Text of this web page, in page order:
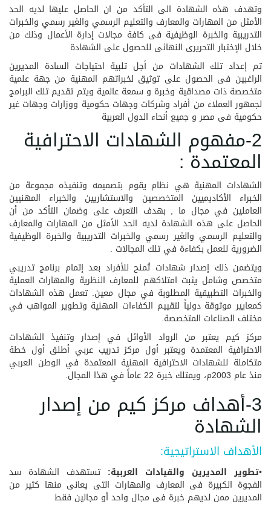
وتهدف هذه الشهادة الى التأكد من ان الحاصل عليها لديه الحد
الأمثل من المهارات والمعارف والتعليم الرسمي والغير رسمي والخبرات
التدريبية والخبرة الوظيفية فى كافة مجالات إدارة الأعمال وذلك من
خلال الإختبار التحريرى النهائى للحصول على الشهادة
تم إعداد تلك الشهادات من أجل تلبية احتياجات السادة المديرين
الراغبين فى الحصول على توثيق لخبراتهم المهنية من جهة علمية
متخصصة ذات مصداقية وخبرة و سمعة عالمية ويتم تقديم تلك البرامج
لجمهور العملاء من أفراد وشركات وجهات حكومية ووزارات وجهات غير
حكومية فى مصر و جميع أنحاء الدول العربية
2-مفهوم الشهادات الاحترافية
المعتمدة :
الشهادات المهنية هي نظام يقوم بتصميمه وتنفيذه مجموعة من
الخبراء الأكاديميين المتخصصين والاستشاريين والخبراء المهنيين
العاملين في مجال ما , بهدف التعرف على وضمان التأكد من أن
الحاصل على هذه الشهادة لديه الحد الأمثل من المهارات والمعارف
والتعليم الرسمي والغير رسمي والخبرات التدريبية والخبرة الوظيفية
الضرورية للعمل بكفاءة في تلك المجالات .
ويتضمن ذلك إصدار شهادات تُمنح للأفراد بعد إتمام برنامج تدريبي
متخصص وشامل يثبت امتلاكهم للمعارف النظرية والمهارات العملية
والخبرات التطبيقية المطلوبة في مجال معين. تعمل هذه الشهادات
كمعايير موثوقة دولياً لتقييم الكفاءات المهنية وتطوير المواهب في
مختلف الصناعات المتخصصة.
مركز كيم يعتبر من الرواد الأوائل في إصدار وتنفيذ الشهادات
الاحترافية المعتمدة ويعتبر أول مركز تدريب عربي أطلق أول خطة
متكاملة للشهادات الاحترافية المهنية المعتمدة في الوطن العربي
منذ عام 2003م، ويمتلك خبرة 22 عاماً في هذا المجال.
3-أهداف مركز كيم من إصدار
الشهادة
الأهداف الاستراتيجية:
•تطوير المديرين والقيادات العربية: تستهدف الشهادة سد
الفجوة الكبيرة فى المعارف والمهارات التى يعانى منها كثير من
المديرين ممن لديهم خبرة فى مجال واحد أو مجالين فقط